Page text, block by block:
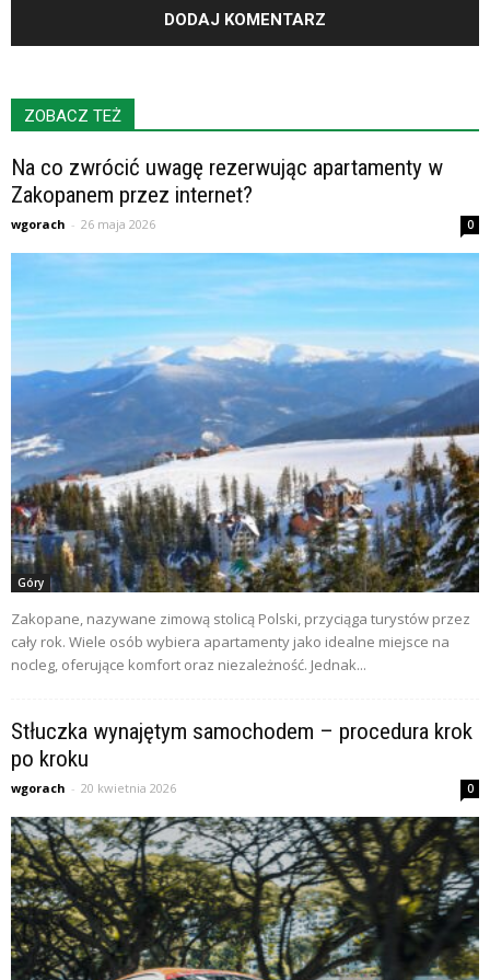
ZOBACZ TEŻ
Na co zwrócić uwagę rezerwując apartamenty w
Zakopanem przez internet?
wgorach - 26 maja 2026 0
Góry
Zakopane, nazywane zimową stolicą Polski, przyciąga turystów przez
cały rok. Wiele osób wybiera apartamenty jako idealne miejsce na
nocleg, oferujące komfort oraz niezależność. Jednak...
Stłuczka wynajętym samochodem – procedura krok
po kroku
wgorach - 20 kwietnia 2026 0